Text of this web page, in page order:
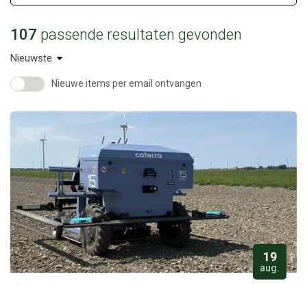
107 passende resultaten gevonden
Nieuwe items per email ontvangen
19
aug.